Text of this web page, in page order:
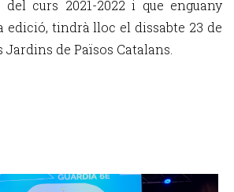
del curs 2021-2022 i que enguany
edició, tindrà lloc el dissabte 23 de
de Països Catalans.